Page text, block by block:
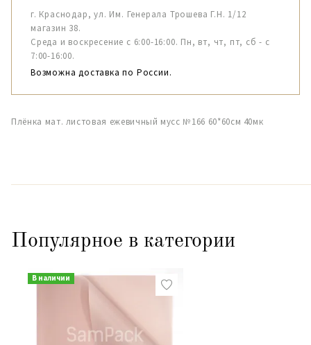
г. Краснодар, ул. Им. Генерала Трошева Г.Н. 1/12
магазин 38.
Среда и воскресение с 6:00-16:00. Пн, вт, чт, пт, сб - с
7:00-16:00.
Возможна доставка по России.
Плёнка мат. листовая ежевичный мусс №166 60*60см 40мк
Популярное в категории
В наличии